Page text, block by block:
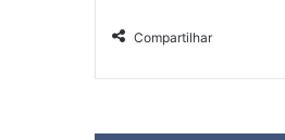
Compartilhar